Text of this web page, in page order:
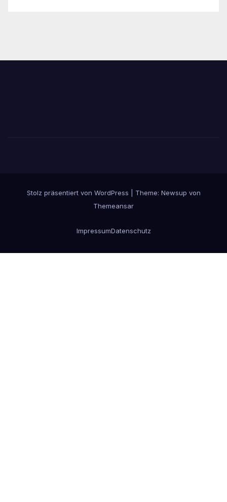
Stolz präsentiert von WordPress Theme: Newsup von
Themeansar
ImpressumDatenschutz